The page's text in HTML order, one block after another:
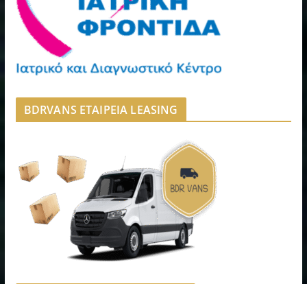
BDRVANS ΕΤΑΙΡΕΙΑ LEASING